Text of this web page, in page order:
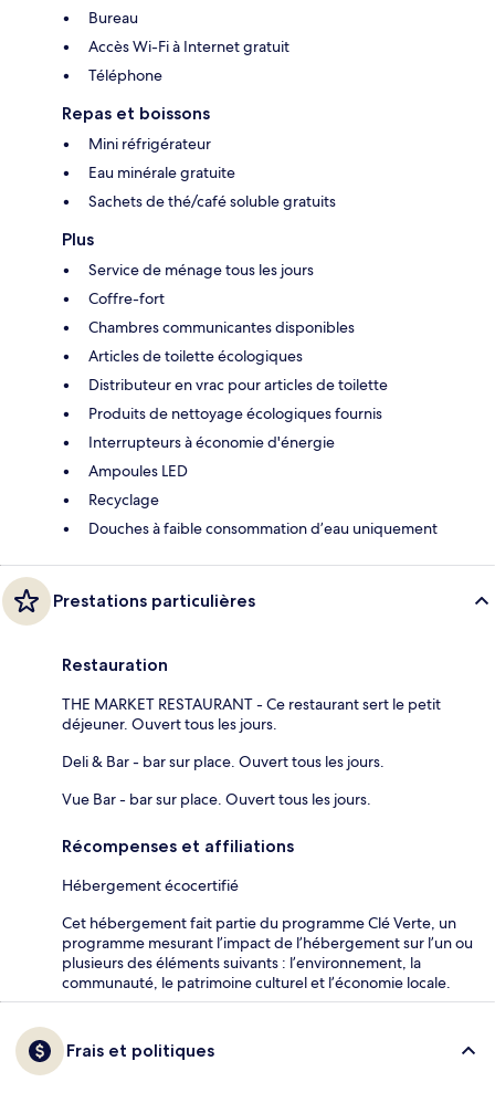
Bureau
Accès Wi-Fi à Internet gratuit
Téléphone
Repas et boissons
Mini réfrigérateur
Eau minérale gratuite
Sachets de thé/café soluble gratuits
Plus
Service de ménage tous les jours
Coffre-fort
Chambres communicantes disponibles
Articles de toilette écologiques
Distributeur en vrac pour articles de toilette
Produits de nettoyage écologiques fournis
Interrupteurs à économie d'énergie
Ampoules LED
Recyclage
Douches à faible consommation d’eau uniquement
Prestations particulières
Restauration
THE MARKET RESTAURANT - Ce restaurant sert le petit
déjeuner. Ouvert tous les jours.
Deli & Bar - bar sur place. Ouvert tous les jours.
Vue Bar - bar sur place. Ouvert tous les jours.
Récompenses et affiliations
Hébergement écocertifié
Cet hébergement fait partie du programme Clé Verte, un
programme mesurant l’impact de l’hébergement sur l’un ou
plusieurs des éléments suivants : l’environnement, la
communauté, le patrimoine culturel et l’économie locale.
Frais et politiques